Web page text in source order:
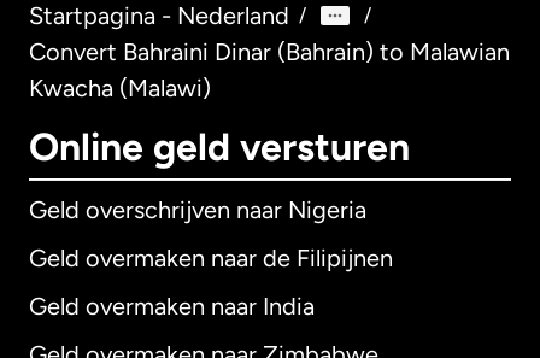
Startpagina - Nederland / /
Convert Bahraini Dinar (Bahrain) to Malawian
Kwacha (Malawi)
Online geld versturen
Geld overschrijven naar Nigeria
Geld overmaken naar de Filipijnen
Geld overmaken naar India